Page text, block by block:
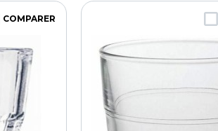
COMPARER